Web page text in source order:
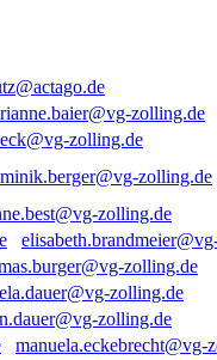
zolling.de
zolling.de
zolling.de
zolling.de
zolling.de
zolling.de
zolling.de
manuela.eckebrecht@vg-